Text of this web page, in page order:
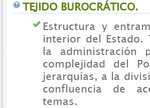
TEJIDO BUROCRÁTICO.
Estructura y
interior del
la administración
complejidad del
jerarquías, a la
confluencia de
temas.